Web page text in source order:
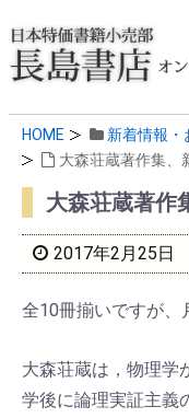
HOME
新着情報・
大森荘蔵著作集、
大森荘蔵著作
2017年2月25日
全10冊揃いですが、
大森荘蔵は，物理学
学後に論理実証主義